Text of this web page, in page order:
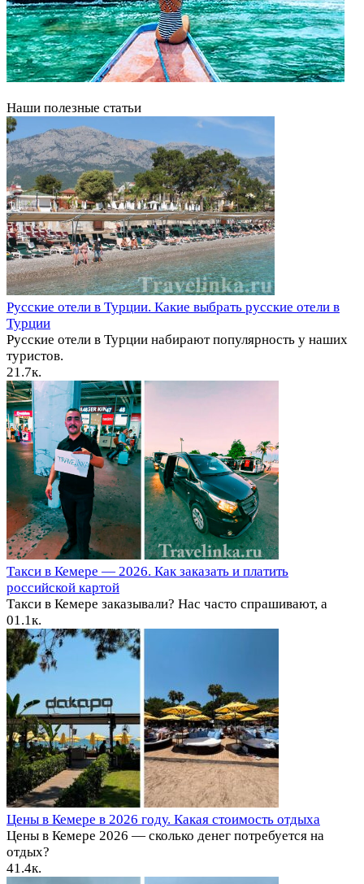
Наши полезные статьи
Русские отели в Турции. Какие выбрать русские отели в
Турции
Русские отели в Турции набирают популярность у наших
туристов.
21.7к.
Такси в Кемере — 2026. Как заказать и платить
российской картой
Такси в Кемере заказывали? Нас часто спрашивают, а
01.1к.
Цены в Кемере в 2026 году. Какая стоимость отдыха
Цены в Кемере 2026 — сколько денег потребуется на
отдых?
41.4к.